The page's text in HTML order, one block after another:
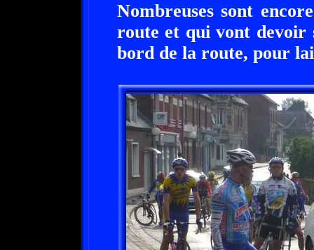
Nombreuses sont
route et qui vont devoir
bord de la route, pour